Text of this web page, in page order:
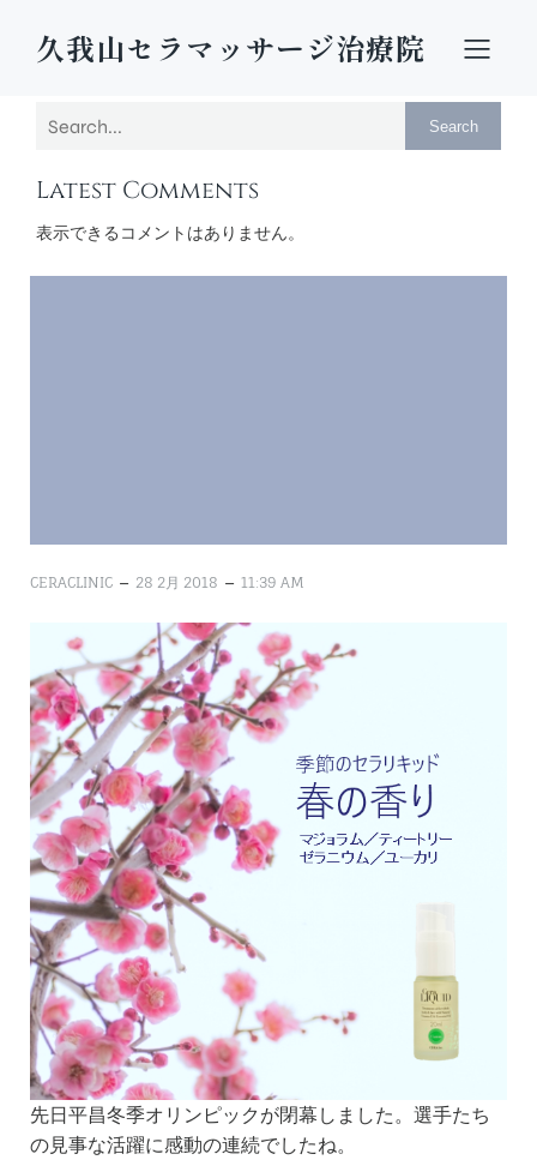
久我山セラマッサージ治療院
Search
Latest Comments
表示できるコメントはありません。
CERACLINIC – 28 2月 2018 – 11:39 AM
先日平昌冬季オリンピックが閉幕しました。選手たち
の見事な活躍に感動の連続でしたね。